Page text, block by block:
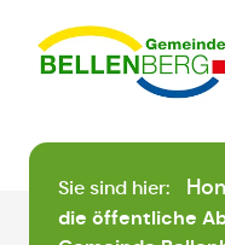
springen
Sie sind hier:
die öffentliche